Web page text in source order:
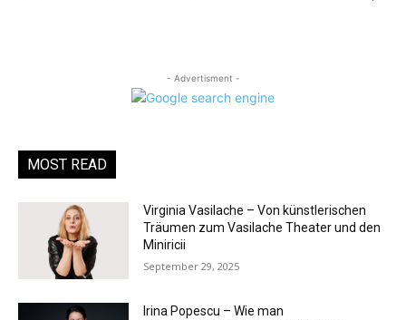
- Advertisment -
MOST READ
Virginia Vasilache – Von künstlerischen
Träumen zum Vasilache Theater und den
Miniricii
September 29, 2025
Irina Popescu – Wie man